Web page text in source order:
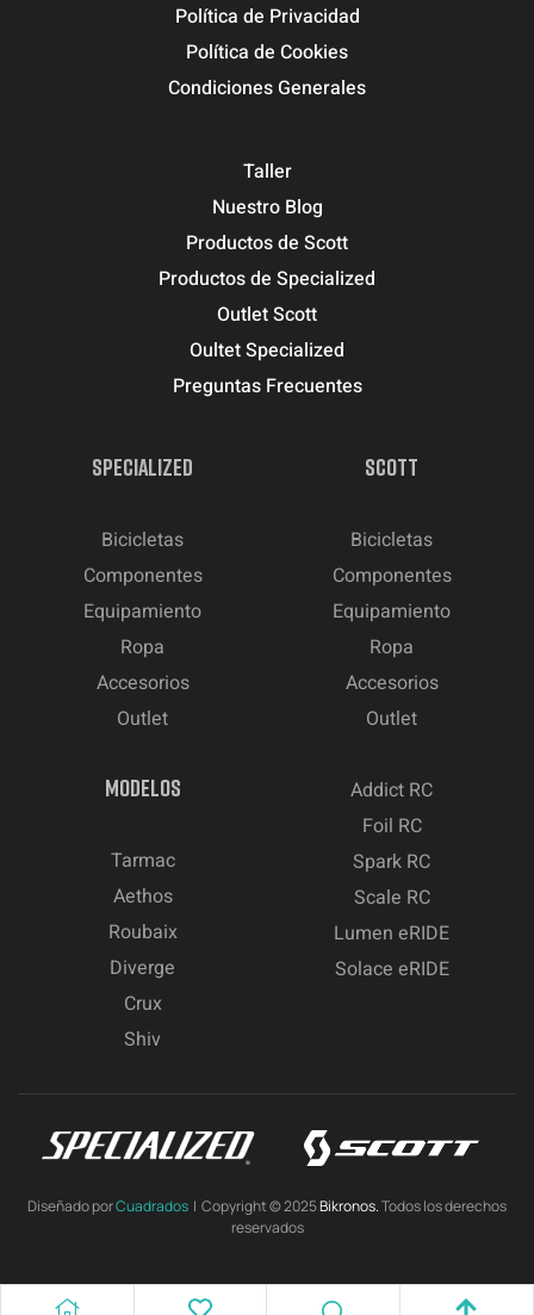
Política de Privacidad
Política de Cookies
Condiciones Generales
Taller
Nuestro Blog
Productos de Scott
Productos de Specialized
Outlet Scott
Oultet Specialized
Preguntas Frecuentes
SPECIALIZED
Bicicletas
Componentes
Equipamiento
Ropa
Accesorios
Outlet
SCOTT
Bicicletas
Componentes
Equipamiento
Ropa
Accesorios
Outlet
MODELOS
Tarmac
Aethos
Roubaix
Diverge
Crux
Shiv
Addict RC
Foil RC
Spark RC
Scale RC
Lumen eRIDE
Solace eRIDE
Diseñado porCuadrados | Copyright © 2025Bikronos.Todos los derechos
reservados